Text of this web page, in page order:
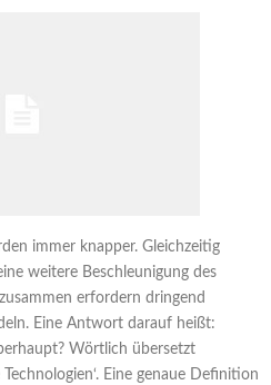
immer knapper. Gleichzeitig
weitere Beschleunigung des
erfordern dringend
Eine Antwort darauf heißt:
Wörtlich übersetzt
Eine genaue Definition